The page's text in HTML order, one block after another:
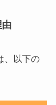
、以下の